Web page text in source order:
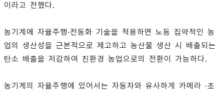
이라고 전했다.
농기계에 자율주행·전동화 기술을 적용하면 노동 집약적인 농
업의 생산성을 근본적으로 제고하고 농산물 생산 시 배출되는
탄소 배출을 저감하여 친환경 농업으로의 전환이 가능하다.
농기계의 자율주행에 있어서는 자동차와 유사하게 카메라 ·초